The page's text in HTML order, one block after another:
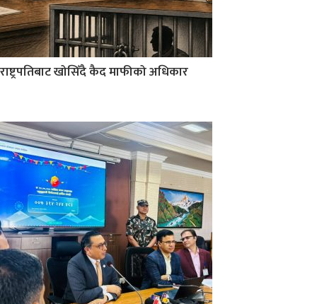
राष्ट्रपतिबाट खोसिँदै कैद माफीको अधिकार